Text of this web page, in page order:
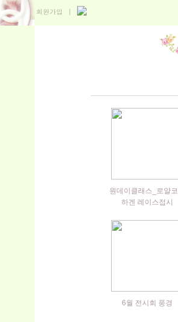
원데이클래스_로얄
하겐 레이스접시
6월 전시회 풍경